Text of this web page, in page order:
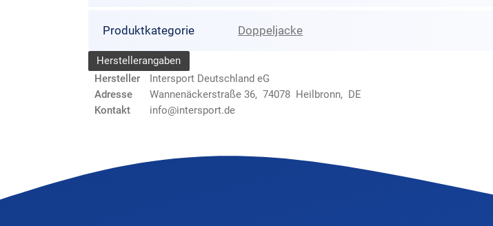
Produktkategorie Doppeljacke
Herstellerangaben
Hersteller
Intersport Deutschland eG
Adresse
Wannenäckerstraße 36, 74078 Heilbronn, DE
Kontakt
info@intersport.de